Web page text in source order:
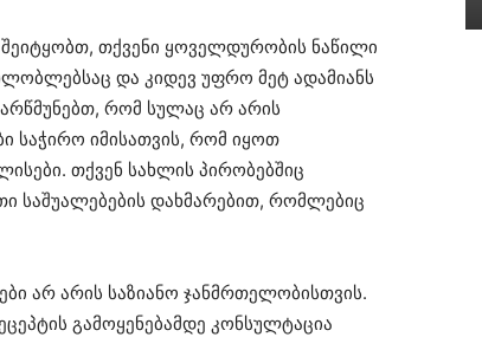
თქვენი ყოველდურობის ნაწილი
და კიდევ უფრო მეტ ადამიანს
რომ სულაც არ არის
საჭირო იმისათვის, რომ იყოთ
თქვენ სახლის პირობებშიც
საშუალებების დახმარებით, რომლებიც
არ არის საზიანო ჯანმრთელობისთვის.
გამოყენებამდე კონსულტაცია